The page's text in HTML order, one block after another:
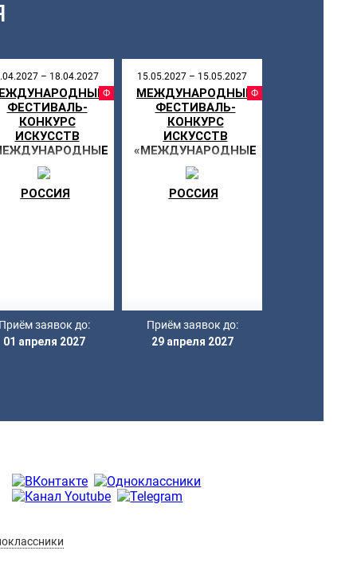
– 18.04.2027
ФЕСТИВАЛЬ
ФЕСТИВАЛЬ-
КОНКУРС
ИСКУССТВ
ДНИ ИСКУССТВ В
РОССИИ»
РОССИЯ
Приём заявок до:
01 апреля 2027
15.05.2027 – 15.05.2027
МЕЖДУНАРОДНЫЙ
ФЕСТИВАЛЬ-
КОНКУРС
ИСКУССТВ
«МЕЖДУНАРОДНЫЕ
ДНИ ИСКУССТВ В
РОССИИ»
РОССИЯ
Приём заявок до:
29 апреля 2027